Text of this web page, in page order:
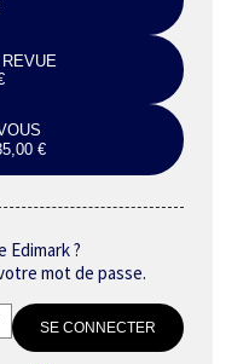
€
Edimark ?
mot de passe.